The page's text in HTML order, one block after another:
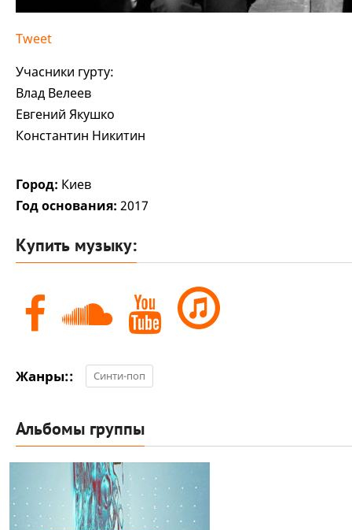
Tweet
Учасники гурту:
Влад Велеев
Евгений Якушко
Константин Никитин
Город: Киев
Год основания: 2017
Купить музыку:
Жанры:: Синти-поп
Альбомы группы